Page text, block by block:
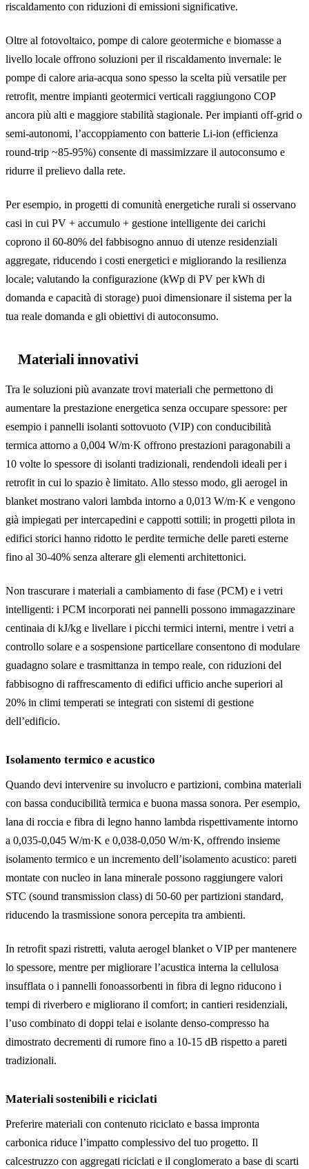
riscaldamento con riduzioni di emissioni significative.
Oltre al fotovoltaico, pompe di calore geotermiche e biomasse a
livello locale offrono soluzioni per il riscaldamento invernale: le
pompe di calore aria‑acqua sono spesso la scelta più versatile per
retrofit, mentre impianti geotermici verticali raggiungono COP
ancora più alti e maggiore stabilità stagionale. Per impianti off‑grid o
semi‑autonomi, l’accoppiamento con batterie Li‑ion (efficienza
round‑trip ~85-95%) consente di massimizzare il autoconsumo e
ridurre il prelievo dalla rete.
Per esempio, in progetti di comunità energetiche rurali si osservano
casi in cui PV + accumulo + gestione intelligente dei carichi
coprono il 60-80% del fabbisogno annuo di utenze residenziali
aggregate, riducendo i costi energetici e migliorando la resilienza
locale; valutando la configurazione (kWp di PV per kWh di
domanda e capacità di storage) puoi dimensionare il sistema per la
tua reale domanda e gli obiettivi di autoconsumo.
Materiali innovativi
Tra le soluzioni più avanzate trovi materiali che permettono di
aumentare la prestazione energetica senza occupare spessore: per
esempio i pannelli isolanti sottovuoto (VIP) con conducibilità
termica attorno a 0,004 W/m·K offrono prestazioni paragonabili a
10 volte lo spessore di isolanti tradizionali, rendendoli ideali per i
retrofit in cui lo spazio è limitato. Allo stesso modo, gli aerogel in
blanket mostrano valori lambda intorno a 0,013 W/m·K e vengono
già impiegati per intercapedini e cappotti sottili; in progetti pilota in
edifici storici hanno ridotto le perdite termiche delle pareti esterne
fino al 30-40% senza alterare gli elementi architettonici.
Non trascurare i materiali a cambiamento di fase (PCM) e i vetri
intelligenti: i PCM incorporati nei pannelli possono immagazzinare
centinaia di kJ/kg e livellare i picchi termici interni, mentre i vetri a
controllo solare e a sospensione particellare consentono di modulare
guadagno solare e trasmittanza in tempo reale, con riduzioni del
fabbisogno di raffrescamento di edifici ufficio anche superiori al
20% in climi temperati se integrati con sistemi di gestione
dell’edificio.
Isolamento termico e acustico
Quando devi intervenire su involucro e partizioni, combina materiali
con bassa conducibilità termica e buona massa sonora. Per esempio,
lana di roccia e fibra di legno hanno lambda rispettivamente intorno
a 0,035-0,045 W/m·K e 0,038-0,050 W/m·K, offrendo insieme
isolamento termico e un incremento dell’isolamento acustico: pareti
montate con nucleo in lana minerale possono raggiungere valori
STC (sound transmission class) di 50-60 per partizioni standard,
riducendo la trasmissione sonora percepita tra ambienti.
In retrofit spazi ristretti, valuta aerogel blanket o VIP per mantenere
lo spessore, mentre per migliorare l’acustica interna la cellulosa
insufflata o i pannelli fonoassorbenti in fibra di legno riducono i
tempi di riverbero e migliorano il comfort; in cantieri residenziali,
l’uso combinato di doppi telai e isolante denso-compresso ha
dimostrato decrementi di rumore fino a 10-15 dB rispetto a pareti
tradizionali.
Materiali sostenibili e riciclati
Preferire materiali con contenuto riciclato e bassa impronta
carbonica riduce l’impatto complessivo del tuo progetto. Il
calcestruzzo con aggregati riciclati e il conglomerato a base di scarti